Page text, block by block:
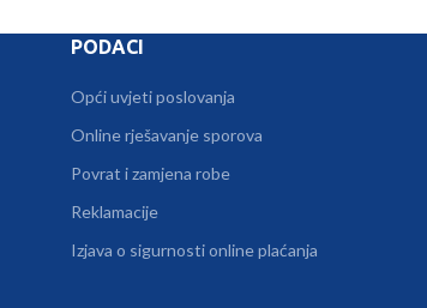
PODACI
Opći uvjeti poslovanja
Online rješavanje sporova
Povrat i zamjena robe
Reklamacije
Izjava o sigurnosti online plaćanja